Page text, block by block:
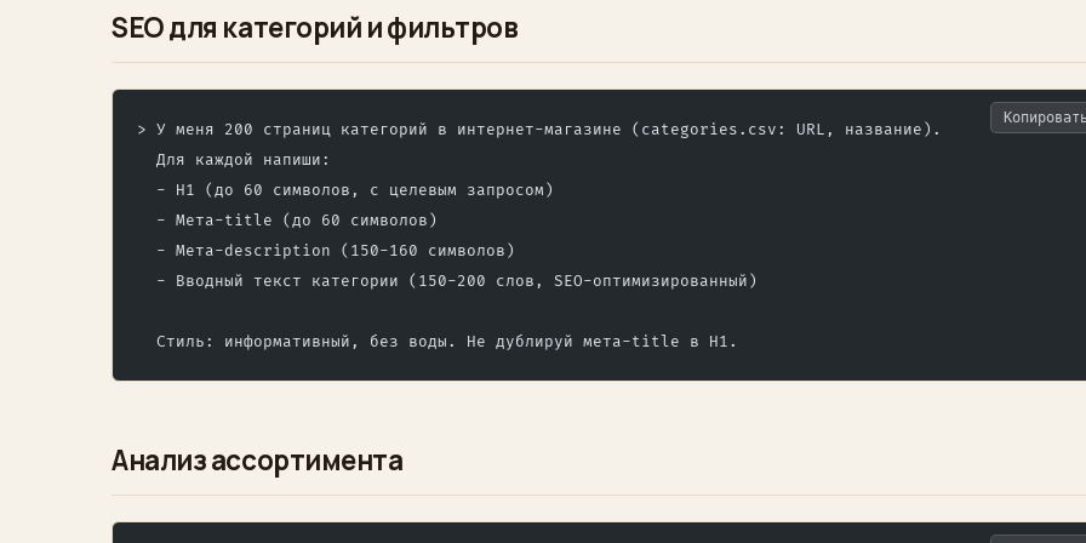
SEO для категорий и фильтров
> У меня 200 страниц категорий в интернет-магазине (categories.csv: URL, название).
  Для каждой напиши:
  - H1 (до 60 символов, с целевым запросом)
  - Мета-title (до 60 символов)
  - Мета-description (150-160 символов)
  - Вводный текст категории (150-200 слов, SEO-оптимизированный)
  Стиль: информативный, без воды. Не дублируй мета-title в H1.
Анализ ассортимента